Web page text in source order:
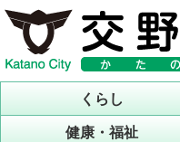
くらし
健康・福祉